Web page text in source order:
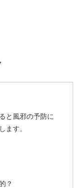
と風邪の予防に
ます。
？